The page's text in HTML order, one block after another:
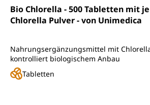
Durchschnittliche Bewertung von
Bio Chlorella - 500 Tabletten mit
Chlorella Pulver - von Unimedica
Nahrungsergänzungsmittel mit
kontrolliert biologischem Anbau
Tabletten